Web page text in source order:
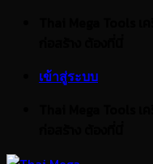
เข้าสู่ระบบ